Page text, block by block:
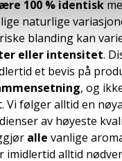
100 % identisk
naturlige
blanding kan
eller intensitet.
et bevis på
, og
Vi følger alltid en
av høyeste
alle vanlige
imidlertid alltid